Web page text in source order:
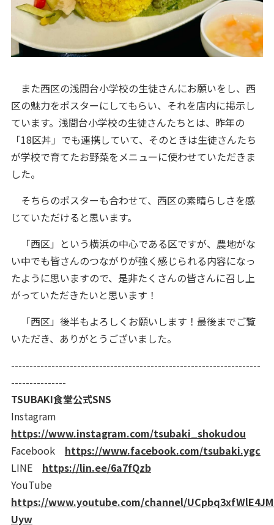
また西区の浅間台小学校の生徒さんにお願いをし、西
区の魅力をポスターにしてもらい、それを店内に掲示し
ています。浅間台小学校の生徒さんたちとは、昨年の
「18区丼」でも連携していて、そのときは生徒さんたち
が学校で育てたお野菜をメニューに使わせていただきま
した。
そちらのポスターも合わせて、西区の素晴らしさを感
じていただけると思います。
「西区」という横浜の中心である区ですが、農地がな
い中でも皆さんのつながりが強く感じられる内容になっ
たように思いますので、是非たくさんの皆さんに召し上
がっていただきたいと思います！
「西区」後半もよろしくお願いします！最後までご覧
いただき、ありがとうございました。
--------------------------------------------------------------------
---------------
TSUBAKI食堂公式SNS
Instagram
https://www.instagram.com/tsubaki_shokudou
Facebook https://www.facebook.com/tsubaki.ygc
LINE https://lin.ee/6a7fQzb
YouTube
https://www.youtube.com/channel/
Uyw